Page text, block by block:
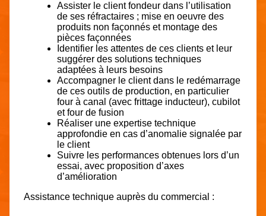
Assister le client fondeur dans l’utilisation
de ses réfractaires ; mise en oeuvre des
produits non façonnés et montage des
pièces façonnées
Identifier les attentes de ces clients et leur
suggérer des solutions techniques
adaptées à leurs besoins
Accompagner le client dans le redémarrage
de ces outils de production, en particulier
four à canal (avec frittage inducteur), cubilot
et four de fusion
Réaliser une expertise technique
approfondie en cas d’anomalie signalée par
le client
Suivre les performances obtenues lors d’un
essai, avec proposition d’axes
d’amélioration
Assistance technique auprès du commercial :